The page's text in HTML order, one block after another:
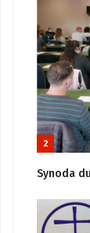
2
Synoda